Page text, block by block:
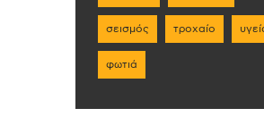
σεισμός τροχαίο
φωτιά